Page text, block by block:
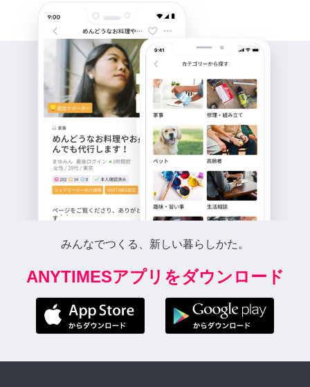
みんなでつくる、新しい暮らしかた。
ANYTIMESアプリをダウンロード